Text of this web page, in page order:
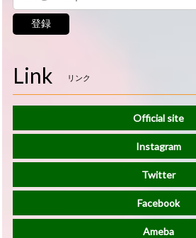
登録
Link リンク
Official site
Instagram
Twitter
Facebook
Ameba